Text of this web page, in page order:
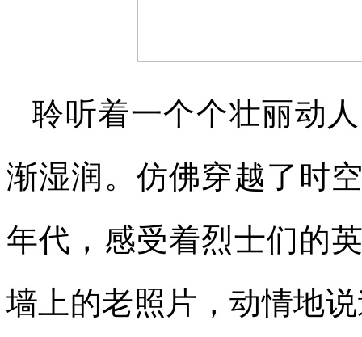
聆听着一个个壮丽动
渐湿润。仿佛穿越了时
年代，感受着烈士们的
墙上的老照片，动情地